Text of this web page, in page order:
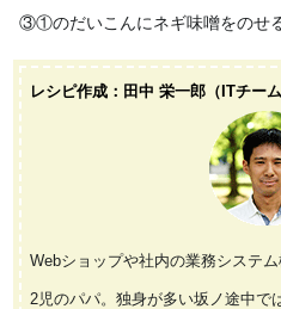
③①のだいこんにネギ味噌をのせる
レシピ作成：田中 栄一郎（ITチーム
Webショップや社内の業務システ
2児のパパ。独身が多い坂ノ途中で